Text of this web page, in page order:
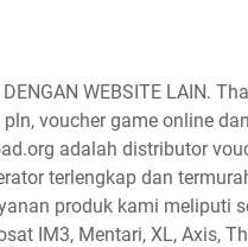
DENGAN WEBSITE LAIN.
voucher game online
adalah distributor
terlengkap dan
produk kami meliputi
IM3, Mentari, XL, Axis,